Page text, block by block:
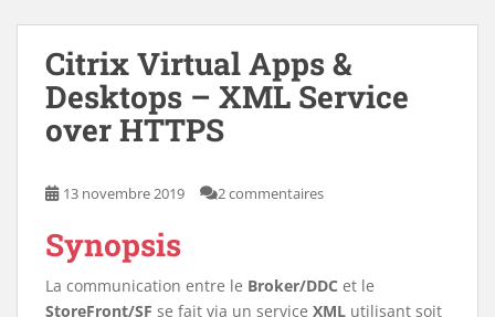
Citrix Virtual Apps &
Desktops – XML Service
over HTTPS
13 novembre 2019 2 commentaires
Synopsis
La communication entre le Broker/DDC et le
StoreFront/SF se fait via un service XML utilisant soit